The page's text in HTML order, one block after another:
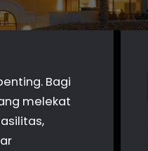
Bagi
melekat